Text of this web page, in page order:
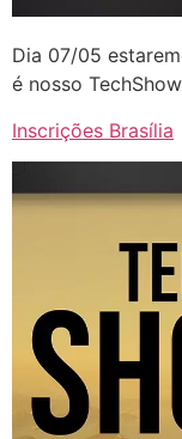
Dia 07/05
é nosso
Inscrições Brasília